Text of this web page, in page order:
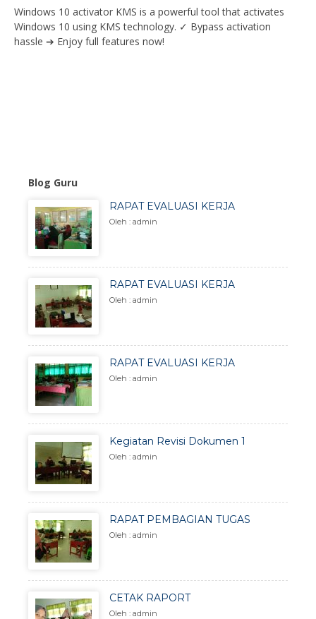
Windows 10 activator KMS is a powerful tool that activates
Windows 10 using KMS technology. ✓ Bypass activation
hassle ➔ Enjoy full features now!
Blog Guru
RAPAT EVALUASI KERJA
Oleh : admin
RAPAT EVALUASI KERJA
Oleh : admin
RAPAT EVALUASI KERJA
Oleh : admin
Kegiatan Revisi Dokumen 1
Oleh : admin
RAPAT PEMBAGIAN TUGAS
Oleh : admin
CETAK RAPORT
Oleh : admin